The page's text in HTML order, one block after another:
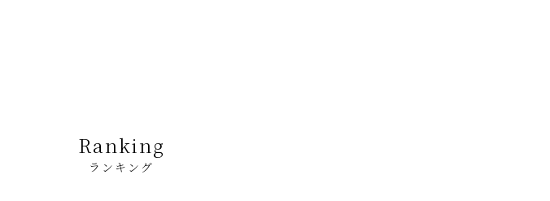
Ranking
ランキング